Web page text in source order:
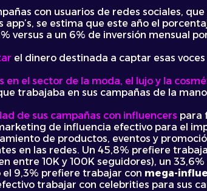
con usuarios de redes sociales,
se estima que este año el
versus a un 6% de inversión mensual
el dinero destinada a captar esas
el sector de la moda, el lujo y la
trabajaba en sus campañas de la
de sus campañas con influencers para
de influencia efectivo para el
de productos, eventos y
en las redes. Un 45,8% prefiere
entre 10K y 100K seguidores), un
el 9,3% prefiere trabajar con mega-
trabajar con celebrities para sus